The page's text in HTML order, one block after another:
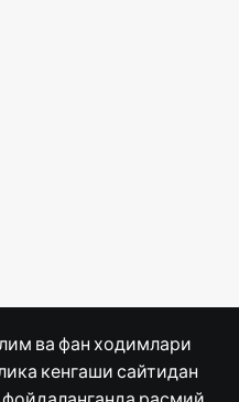
ва фан ходимлари
кенгаши сайтидан